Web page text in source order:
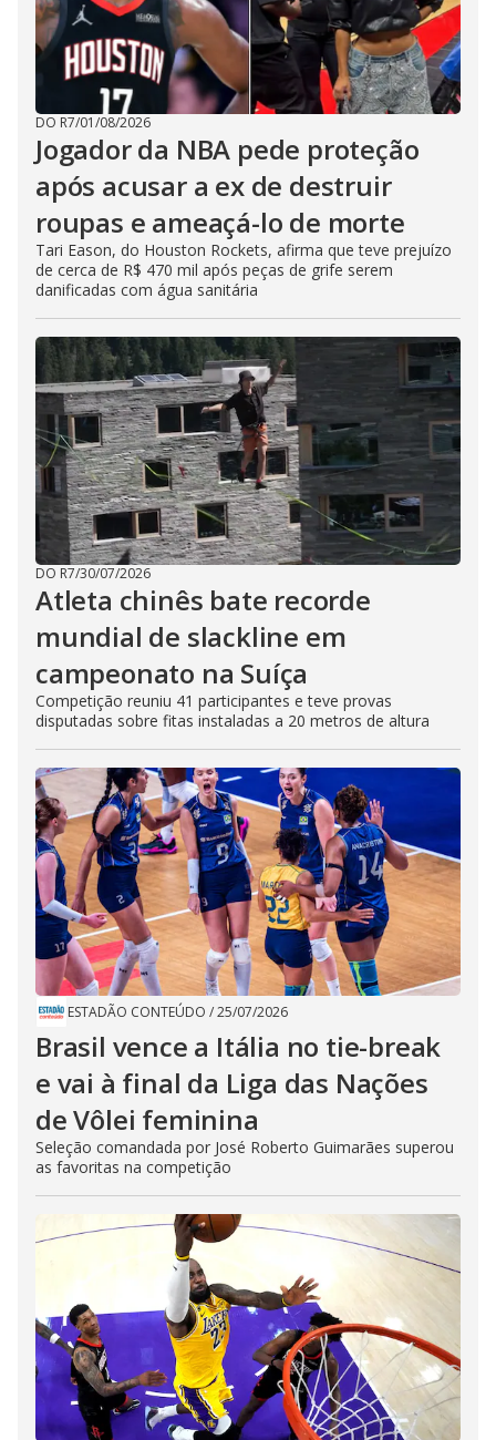
DO R7/01/08/2026
Jogador da NBA pede proteção
após acusar a ex de destruir
roupas e ameaçá-lo de morte
Tari Eason, do Houston Rockets, afirma que teve prejuízo
de cerca de R$ 470 mil após peças de grife serem
danificadas com água sanitária
DO R7/30/07/2026
Atleta chinês bate recorde
mundial de slackline em
campeonato na Suíça
Competição reuniu 41 participantes e teve provas
disputadas sobre fitas instaladas a 20 metros de altura
ESTADÃO CONTEÚDO /25/07/2026
Brasil vence a Itália no tie-break
e vai à final da Liga das Nações
de Vôlei feminina
Seleção comandada por José Roberto Guimarães superou
as favoritas na competição